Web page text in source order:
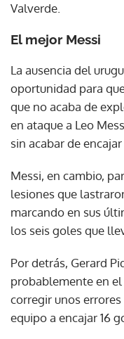
Valverde.
El mejor Messi
La ausencia del
oportunidad para
que no acaba de
en ataque a Leo
sin acabar de
Messi, en cambio,
lesiones que
marcando en sus
los seis goles que
Por detrás, Gerard
probablemente en el
corregir unos
equipo a encajar 16